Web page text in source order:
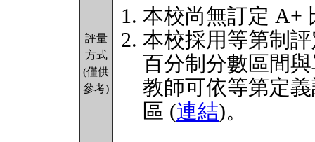
評量
方式
(僅供
參考)
本校尚無訂定 A+
本校採用等第制
百分制分數區間
教師可依等第定
區 (連結)。